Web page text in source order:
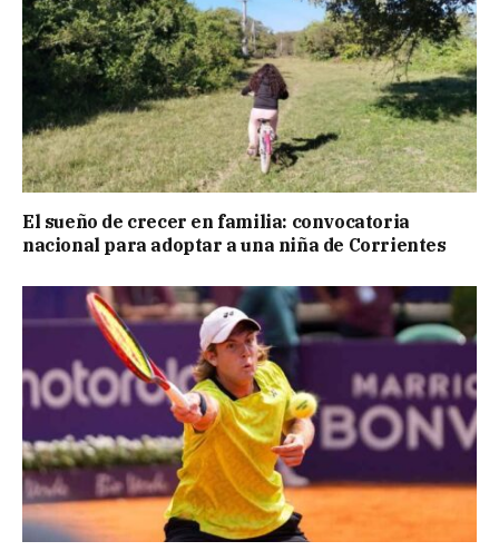
El sueño de crecer en familia: convocatoria
nacional para adoptar a una niña de Corrientes